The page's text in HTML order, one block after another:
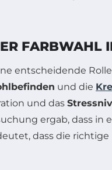
FARBWAHL
entscheidende
und die
und das
ergab, dass
dass die